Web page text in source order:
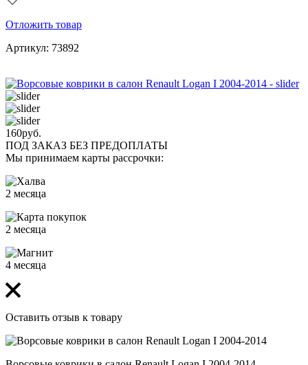
Отложить товар
Артикул: 73892
160руб.
ПОД ЗАКАЗ БЕЗ ПРЕДОПЛАТЫ
Мы принимаем карты рассрочки:
2 месяца
2 месяца
4 месяца
Оставить отзыв к товару